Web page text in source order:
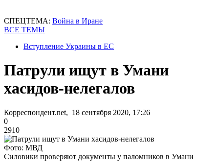
СПЕЦТЕМА: Война в Иране
ВСЕ ТЕМЫ
Вступление Украины в ЕС
Патрули ищут в Умани
хасидов-нелегалов
Корреспондент.net, 18 сентября 2020, 17:26
0
2910
Фото: МВД
Силовики проверяют документы у паломников в Умани